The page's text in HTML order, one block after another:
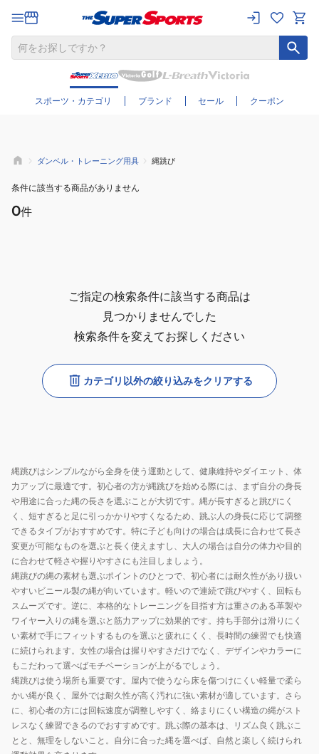
スポーツ・カテゴリ ブランド セール クーポン
さらに絞り込む
ダンベル・トレーニング用具 縄跳び
条件に該当する商品がありません
0件
ご指定の検索条件に該当する商品は
見つかりませんでした
検索条件を変えてお探しください
カテゴリ以外の絞り込みをクリアする
縄跳びはシンプルながら全身を使う運動として、健康維持やダイエット、体
力アップに最適です。初心者の方が縄跳びを始める際には、まず自分の身長
や用途に合った縄の長さを選ぶことが大切です。縄が長すぎると跳びにく
く、短すぎると足に引っかかりやすくなるため、跳ぶ人の身長に応じて調整
できるタイプがおすすめです。特に子ども向けの場合は成長に合わせて長さ
変更が可能なものを選ぶと長く使えますし、大人の場合は自分の体力や目的
に合わせて軽さや握りやすさにも注目しましょう。
縄跳びの縄の素材も選ぶポイントのひとつで、初心者には耐久性があり扱い
やすいビニール製の縄が向いています。軽いので連続で跳びやすく、回転も
スムーズです。逆に、本格的なトレーニングを目指す方は重さのある革製や
ワイヤー入りの縄を選ぶと筋力アップに効果的です。持ち手部分は滑りにく
い素材で手にフィットするものを選ぶと疲れにくく、長時間の練習でも快適
に続けられます。女性の場合は握りやすさだけでなく、デザインやカラーに
もこだわって選べばモチベーションが上がるでしょう。
縄跳びは使う場所も重要です。屋内で使うなら床を傷つけにくい軽量で柔ら
かい縄が良く、屋外では耐久性が高く汚れに強い素材が適しています。さら
に、初心者の方には回転速度が調整しやすく、絡まりにくい構造の縄がスト
レスなく練習できるのでおすすめです。跳ぶ際の基本は、リズム良く跳ぶこ
とと、無理をしないこと。自分に合った縄を選べば、自然と楽しく続けられ